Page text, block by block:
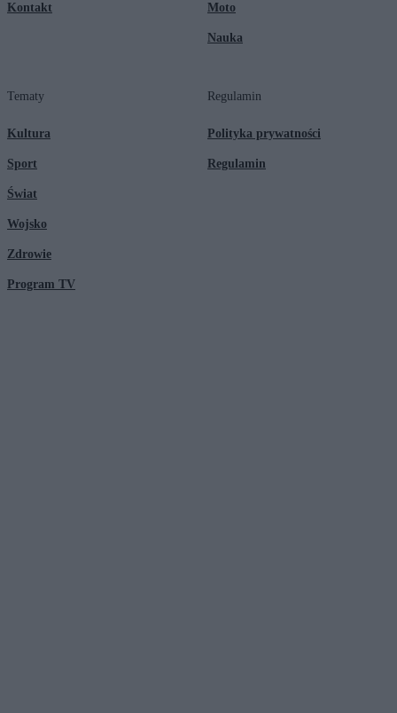
Kontakt Moto
Nauka
Tematy
Kultura
Sport
Świat
Wojsko
Zdrowie
Program TV
Regulamin
Polityka prywatności
Regulamin